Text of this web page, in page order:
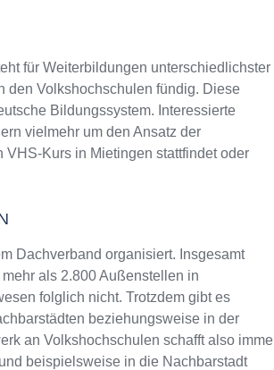
für Weiterbildungen unterschiedlichster
den Volkshochschulen fündig. Diese
Bildungssystem. Interessierte
vielmehr um den Ansatz der
Kurs in Mietingen stattfindet oder
Dachverband organisiert. Insgesamt
als 2.800 Außenstellen in
folglich nicht. Trotzdem gibt es
beziehungsweise in der
an Volkshochschulen schafft also
beispielsweise in die Nachbarstadt